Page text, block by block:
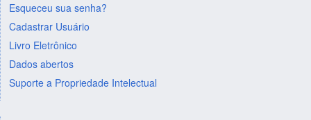
Esqueceu sua senha?
Cadastrar Usuário
Livro Eletrônico
Dados abertos
Suporte a Propriedade Intelectual